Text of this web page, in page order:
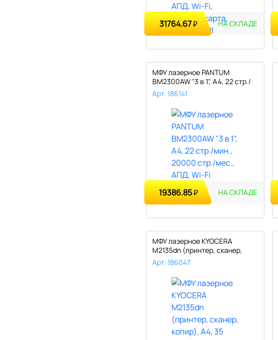
31764.67₽ НА СКЛАДЕ
МФУ лазерное PANTUM
BM2300AW "3 в 1", А4, 22 стр./
мин.,..
Арт. 186141
19386.85₽ НА СКЛАДЕ
МФУ лазерное KYOCERA
M2135dn (принтер, сканер,
копир), ..
Арт. 186047